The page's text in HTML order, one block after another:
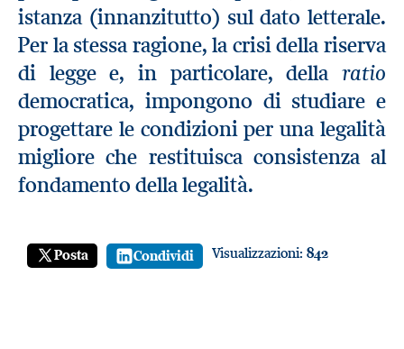
istanza (innanzitutto) sul dato letterale.
Per la stessa ragione, la crisi della riserva
di legge e, in particolare, della ratio
democratica, impongono di studiare e
progettare le condizioni per una legalità
migliore che restituisca consistenza al
fondamento della legalità.
Posta Condividi Visualizzazioni: 842